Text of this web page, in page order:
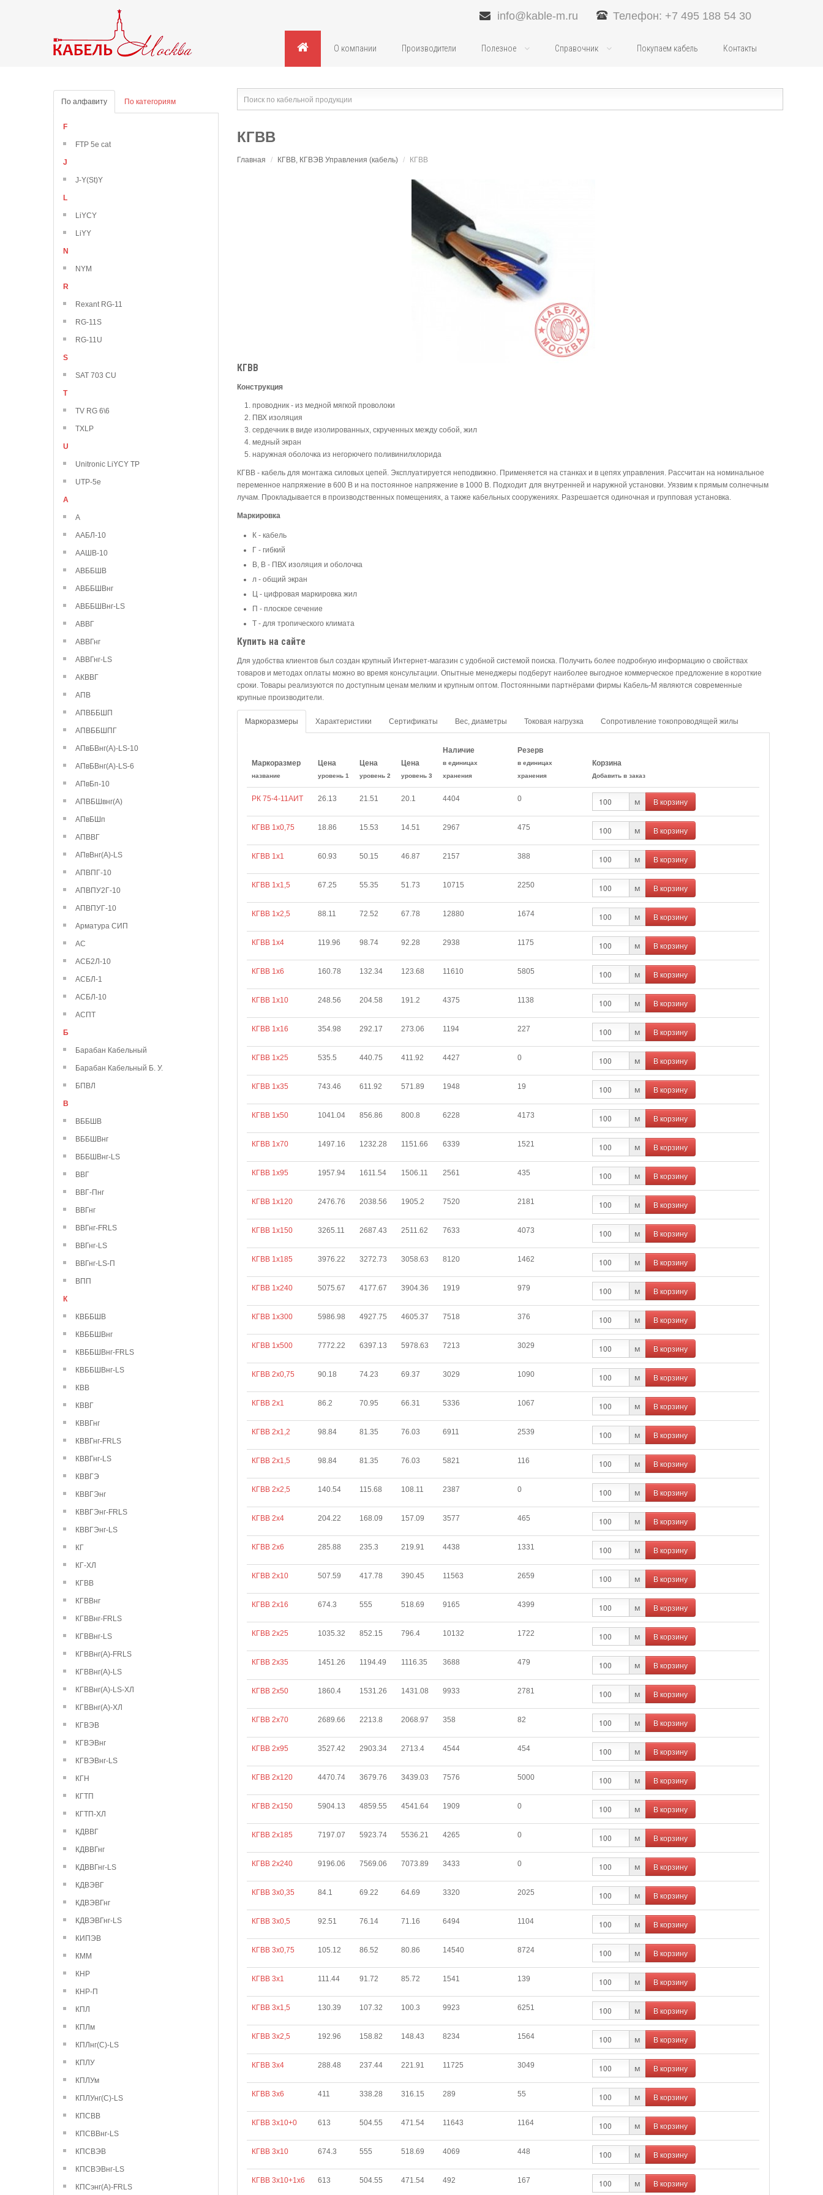
info@kable-m.ru Телефон: +7 495 188 54 30
О компании Производители Полезное Справочник Покупаем кабель Контакты
По алфавиту По категориям
F
FTP 5e cat
J
J-Y(St)Y
L
LiYCY
LiYY
N
NYM
R
Rexant RG-11
RG-11S
RG-11U
S
SAT 703 CU
T
TV RG 6\6
TXLP
U
Unitronic LiYCY TP
UTP-5e
А
А
ААБЛ-10
ААШВ-10
АВББШВ
АВББШВнг
АВББШВнг-LS
АВВГ
АВВГнг
АВВГнг-LS
АКВВГ
АПВ
АПВББШП
АПВББШПГ
АПвБВнг(А)-LS-10
АПвБВнг(А)-LS-6
АПвБп-10
АПВБШвнг(А)
АПвБШп
АПВВГ
АПвВнг(А)-LS
АПВПГ-10
АПВПУ2Г-10
АПВПУГ-10
Арматура СИП
АС
АСБ2Л-10
АСБЛ-1
АСБЛ-10
АСПТ
Б
Барабан Кабельный
Барабан Кабельный Б. У.
БПВЛ
В
ВББШВ
ВББШВнг
ВББШВнг-LS
ВВГ
ВВГ-Пнг
ВВГнг
ВВГнг-FRLS
ВВГнг-LS
ВВГнг-LS-П
ВПП
К
КВББШВ
КВББШВнг
КВББШВнг-FRLS
КВББШВнг-LS
КВВ
КВВГ
КВВГнг
КВВГнг-FRLS
КВВГнг-LS
КВВГЭ
КВВГЭнг
КВВГЭнг-FRLS
КВВГЭнг-LS
КГ
КГ-ХЛ
КГВВ
КГВВнг
КГВВнг-FRLS
КГВВнг-LS
КГВВнг(А)-FRLS
КГВВнг(А)-LS
КГВВнг(А)-LS-ХЛ
КГВВнг(А)-ХЛ
КГВЭВ
КГВЭВнг
КГВЭВнг-LS
КГН
КГТП
КГТП-ХЛ
КДВВГ
КДВВГнг
КДВВГнг-LS
КДВЭВГ
КДВЭВГнг
КДВЭВГнг-LS
КИПЭВ
КММ
КНР
КНР-П
КПЛ
КПЛм
КПЛнг(С)-LS
КПЛУ
КПЛУм
КПЛУнг(С)-LS
КПСВВ
КПСВВнг-LS
КПСВЭВ
КПСВЭВнг-LS
КПСэнг(А)-FRLS
КГВВ
Главная / КГВВ, КГВЭВ Управления (кабель) / КГВВ
КГВВ
Конструкция
проводник - из медной мягкой проволоки
ПВХ изоляция
сердечник в виде изолированных, скрученных между собой, жил
медный экран
наружная оболочка из негорючего поливинилхлорида
КГВВ - кабель для монтажа силовых цепей. Эксплуатируется неподвижно. Применяется на станках и в цепях управления. Рассчитан на номинальное
переменное напряжение в 600 В и на постоянное напряжение в 1000 В. Подходит для внутренней и наружной установки. Уязвим к прямым солнечным
лучам. Прокладывается в производственных помещениях, а также кабельных сооружениях. Разрешается одиночная и групповая установка.
Маркировка
К - кабель
Г - гибкий
В, В - ПВХ изоляция и оболочка
л - общий экран
Ц - цифровая маркировка жил
П - плоское сечение
Т - для тропического климата
Купить на сайте
Для удобства клиентов был создан крупный Интернет-магазин с удобной системой поиска. Получить более подробную информацию о свойствах
товаров и методах оплаты можно во время консультации. Опытные менеджеры подберут наиболее выгодное коммерческое предложение в короткие
сроки. Товары реализуются по доступным ценам мелким и крупным оптом. Постоянными партнёрами фирмы Кабель-М являются современные
крупные производители.
Маркоразмеры Характеристики Сертификаты Вес, диаметры Токовая нагрузка Сопротивление токопроводящей жилы
Маркоразмер
название
Цена
уровень 1
Цена
уровень 2
Цена
уровень 3
Наличие
в единицах
хранения
Резерв
в единицах
хранения
Корзина
Добавить в заказ
РК 75-4-11АИТ 26.13 21.51 20.1 4404 0 м В корзину
КГВВ 1х0,75 18.86 15.53 14.51 2967 475 м В корзину
КГВВ 1х1 60.93 50.15 46.87 2157 388 м В корзину
КГВВ 1х1,5 67.25 55.35 51.73 10715 2250 м В корзину
КГВВ 1х2,5 88.11 72.52 67.78 12880 1674 м В корзину
КГВВ 1х4 119.96 98.74 92.28 2938 1175 м В корзину
КГВВ 1х6 160.78 132.34 123.68 11610 5805 м В корзину
КГВВ 1х10 248.56 204.58 191.2 4375 1138 м В корзину
КГВВ 1х16 354.98 292.17 273.06 1194 227 м В корзину
КГВВ 1х25 535.5 440.75 411.92 4427 0 м В корзину
КГВВ 1х35 743.46 611.92 571.89 1948 19 м В корзину
КГВВ 1х50 1041.04 856.86 800.8 6228 4173 м В корзину
КГВВ 1х70 1497.16 1232.28 1151.66 6339 1521 м В корзину
КГВВ 1х95 1957.94 1611.54 1506.11 2561 435 м В корзину
КГВВ 1х120 2476.76 2038.56 1905.2 7520 2181 м В корзину
КГВВ 1х150 3265.11 2687.43 2511.62 7633 4073 м В корзину
КГВВ 1х185 3976.22 3272.73 3058.63 8120 1462 м В корзину
КГВВ 1х240 5075.67 4177.67 3904.36 1919 979 м В корзину
КГВВ 1х300 5986.98 4927.75 4605.37 7518 376 м В корзину
КГВВ 1х500 7772.22 6397.13 5978.63 7213 3029 м В корзину
КГВВ 2х0,75 90.18 74.23 69.37 3029 1090 м В корзину
КГВВ 2х1 86.2 70.95 66.31 5336 1067 м В корзину
КГВВ 2х1,2 98.84 81.35 76.03 6911 2539 м В корзину
КГВВ 2х1,5 98.84 81.35 76.03 5821 116 м В корзину
КГВВ 2х2,5 140.54 115.68 108.11 2387 0 м В корзину
КГВВ 2х4 204.22 168.09 157.09 3577 465 м В корзину
КГВВ 2х6 285.88 235.3 219.91 4438 1331 м В корзину
КГВВ 2х10 507.59 417.78 390.45 11563 2659 м В корзину
КГВВ 2х16 674.3 555 518.69 9165 4399 м В корзину
КГВВ 2х25 1035.32 852.15 796.4 10132 1722 м В корзину
КГВВ 2х35 1451.26 1194.49 1116.35 3688 479 м В корзину
КГВВ 2х50 1860.4 1531.26 1431.08 9933 2781 м В корзину
КГВВ 2х70 2689.66 2213.8 2068.97 358 82 м В корзину
КГВВ 2х95 3527.42 2903.34 2713.4 4544 454 м В корзину
КГВВ 2х120 4470.74 3679.76 3439.03 7576 5000 м В корзину
КГВВ 2х150 5904.13 4859.55 4541.64 1909 0 м В корзину
КГВВ 2х185 7197.07 5923.74 5536.21 4265 0 м В корзину
КГВВ 2х240 9196.06 7569.06 7073.89 3433 0 м В корзину
КГВВ 3х0,35 84.1 69.22 64.69 3320 2025 м В корзину
КГВВ 3х0,5 92.51 76.14 71.16 6494 1104 м В корзину
КГВВ 3х0,75 105.12 86.52 80.86 14540 8724 м В корзину
КГВВ 3х1 111.44 91.72 85.72 1541 139 м В корзину
КГВВ 3х1,5 130.39 107.32 100.3 9923 6251 м В корзину
КГВВ 3х2,5 192.96 158.82 148.43 8234 1564 м В корзину
КГВВ 3х4 288.48 237.44 221.91 11725 3049 м В корзину
КГВВ 3х6 411 338.28 316.15 289 55 м В корзину
КГВВ 3х10+0 613 504.55 471.54 11643 1164 м В корзину
КГВВ 3х10 674.3 555 518.69 4069 448 м В корзину
КГВВ 3х10+1х6 613 504.55 471.54 492 167 м В корзину